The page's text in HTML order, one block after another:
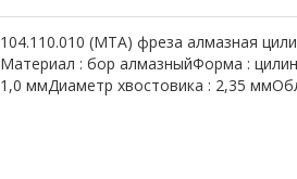
104.110.010 (МТА) фреза алмазная
Материал : бор алмазныйФорма :
1,0 ммДиаметр хвостовика : 2,35